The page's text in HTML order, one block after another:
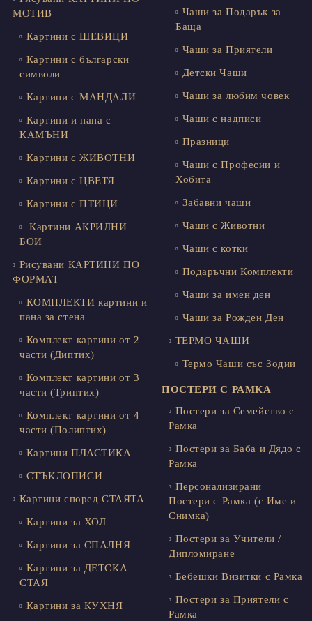
МОТИВ
Картини с ШЕВИЦИ
Картини с български
символи
Картини с МАНДАЛИ
Картини и пана с
КАМЪНИ
Картини с ЖИВОТНИ
Картини с ЦВЕТЯ
Картини с ПТИЦИ
Картини АКРИЛНИ
БОИ
Рисувани КАРТИНИ ПО
ФОРМАТ
КОМПЛЕКТИ картини и
пана за стена
Комплект картини от 2
части (Диптих)
Комплект картини от 3
части (Триптих)
Комплект картини от 4
части (Полиптих)
Картини ПЛАСТИКА
СТЪКЛОПИСИ
Картини според СТАЯТА
Картини за ХОЛ
Картини за СПАЛНЯ
Картини за ДЕТСКА
СТАЯ
Картини за КУХНЯ
Чаши за Подарък за
Баща
Чаши за Приятели
Детски Чаши
Чаши за любим човек
Чаши с надписи
Празници
Чаши с Професии и
Хобита
Забавни чаши
Чаши с Животни
Чаши с котки
Подаръчни Комплекти
Чаши за имен ден
Чаши за Рожден Ден
ТЕРМО ЧАШИ
Термо Чаши със Зодии
ПОСТЕРИ С РАМКА
Постери за Семейство с
Рамка
Постери за Баба и Дядо с
Рамка
Персонализирани
Постери с Рамка (с Име и
Снимка)
Постери за Учители /
Дипломиране
Бебешки Визитки с Рамка
Постери за Приятели с
Рамка